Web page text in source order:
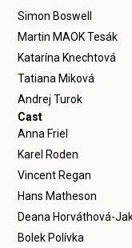
Simon Boswell
Martin MAOK Tesák
Katarína Knechtová
Tatiana Miková
Andrej Turok
Cast
Anna Friel
Karel Roden
Vincent Regan
Hans Matheson
Deana Horváthová-
Bolek Polívka